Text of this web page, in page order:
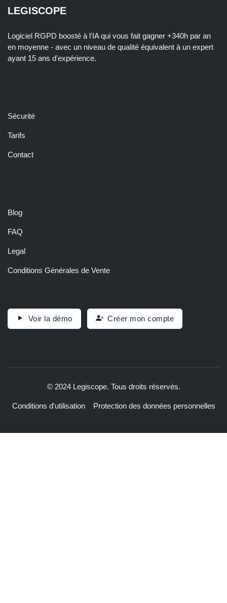
LEGISCOPE
Logiciel RGPD boosté à l'IA qui vous fait gagner +340h par an
en moyenne - avec un niveau de qualité équivalent à un expert
ayant 15 ans d'expérience.
Sécurité
Tarifs
Contact
Blog
FAQ
Legal
Conditions Générales de Vente
Voir la démo Créer mon compte
© 2024 Legiscope. Tous droits réservés.
Conditions d'utilisation Protection des données personnelles